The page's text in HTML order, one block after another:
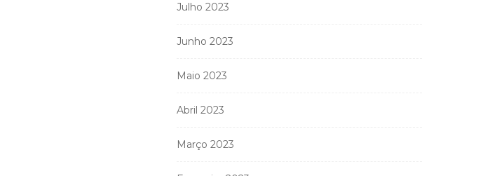
Julho 2023
Junho 2023
Maio 2023
Abril 2023
Março 2023